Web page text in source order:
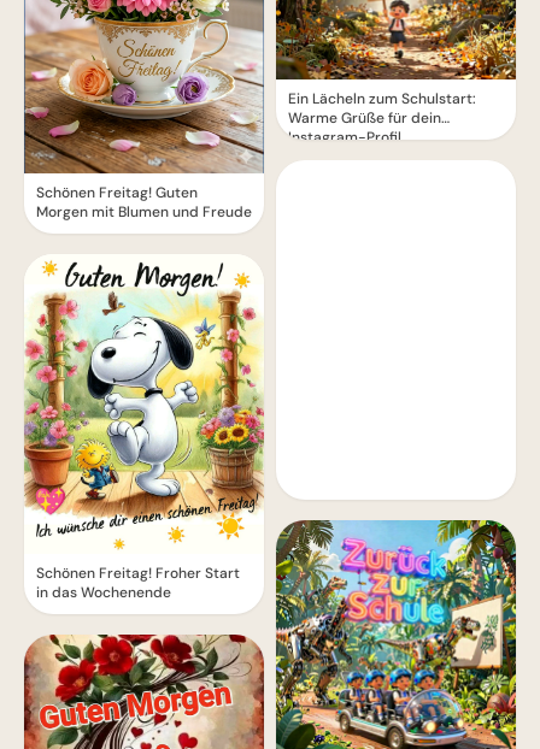
Schönen Freitag! Guten
Morgen mit Blumen und Freude
Schönen Freitag! Froher Start
in das Wochenende
Ein Lächeln zum Schulstart:
Warme Grüße für dein
Instagram-Profil